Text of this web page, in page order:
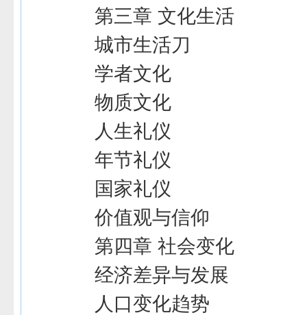
第三章 文化生活
城市生活刀
学者文化
物质文化
人生礼仪
年节礼仪
国家礼仪
价值观与信仰
第四章 社会变化
经济差异与发展
人口变化趋势